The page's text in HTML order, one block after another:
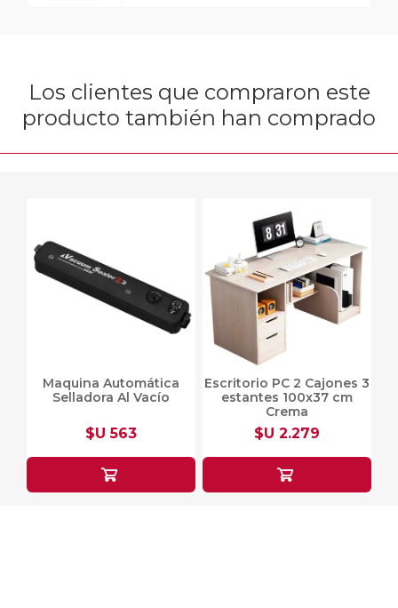
Los clientes que compraron este
producto también han comprado
Maquina Automática
Selladora Al Vacío
$U 563
Escritorio PC 2 Cajones 3
estantes 100x37 cm
Crema
$U 2.279